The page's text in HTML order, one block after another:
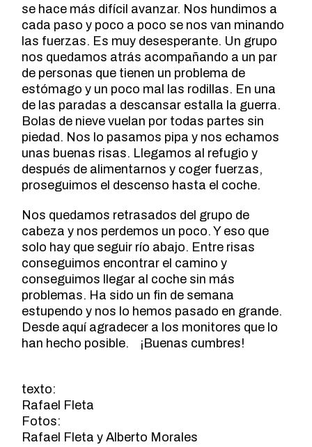
se hace más difícil avanzar. Nos hundimos a
cada paso y poco a poco se nos van minando
las fuerzas. Es muy desesperante. Un grupo
nos quedamos atrás acompañando a un par
de personas que tienen un problema de
estómago y un poco mal las rodillas. En una
de las paradas a descansar estalla la guerra.
Bolas de nieve vuelan por todas partes sin
piedad. Nos lo pasamos pipa y nos echamos
unas buenas risas. Llegamos al refugio y
después de alimentarnos y coger fuerzas,
proseguimos el descenso hasta el coche.
Nos quedamos retrasados del grupo de
cabeza y nos perdemos un poco. Y eso que
solo hay que seguir río abajo. Entre risas
conseguimos encontrar el camino y
conseguimos llegar al coche sin más
problemas. Ha sido un fin de semana
estupendo y nos lo hemos pasado en grande.
Desde aquí agradecer a los monitores que lo
han hecho posible. ¡Buenas cumbres!
texto:
Rafael Fleta
Fotos:
Rafael Fleta y Alberto Morales